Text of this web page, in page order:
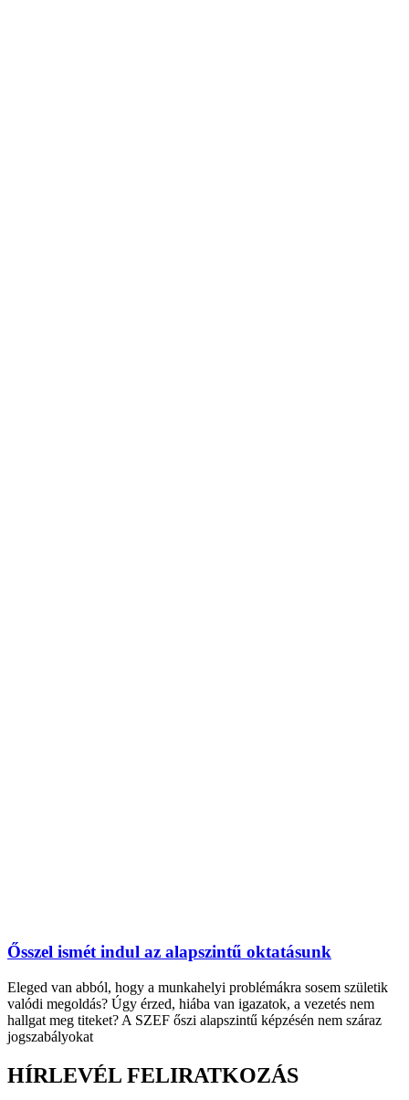
Ősszel ismét indul az alapszintű oktatásunk
Eleged van abból, hogy a munkahelyi problémákra sosem születik
valódi megoldás? Úgy érzed, hiába van igazatok, a vezetés nem
hallgat meg titeket? A SZEF őszi alapszintű képzésén nem száraz
jogszabályokat
HÍRLEVÉL FELIRATKOZÁS